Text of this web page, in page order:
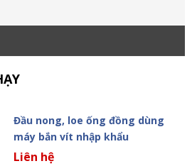
Đầu nong, loe ống đồng dùng
máy bắn vít nhập khẩu
Liên hệ